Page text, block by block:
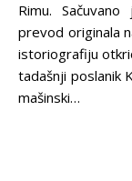
Rimu.
prevod originala
istoriografiju
tadašnji poslanik
mašinski…